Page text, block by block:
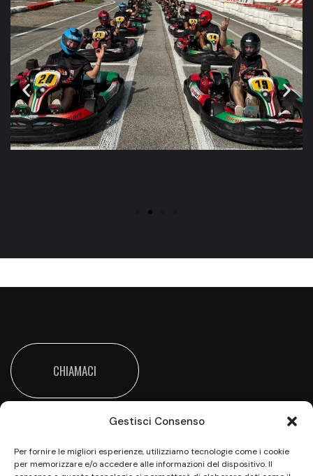
Gestisci Consenso
Per fornire le migliori esperienze, utilizziamo tecnologie come i cookie
per memorizzare e/o accedere alle informazioni del dispositivo. Il
CHIAMACI